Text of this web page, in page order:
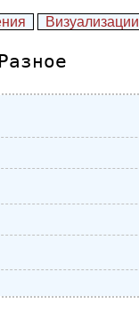
Визуализации